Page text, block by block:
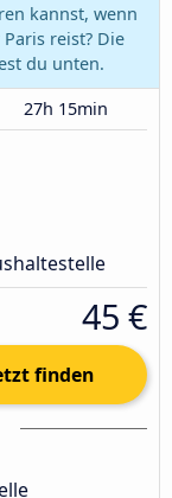
kannst, wenn
reist? Die
du unten.
27h 15min
45 €
finden